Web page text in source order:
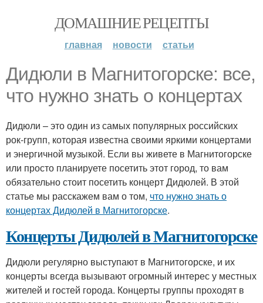
ДОМАШНИЕ РЕЦЕПТЫ
главная новости статьи
Дидюли в Магнитогорске: все,
что нужно знать о концертах
Дидюли – это один из самых популярных российских
рок-групп, которая известна своими яркими концертами
и энергичной музыкой. Если вы живете в Магнитогорске
или просто планируете посетить этот город, то вам
обязательно стоит посетить концерт Дидюлей. В этой
статье мы расскажем вам о том, что нужно знать о
концертах Дидюлей в Магнитогорске.
Концерты Дидюлей в Магнитогорске
Дидюли регулярно выступают в Магнитогорске, и их
концерты всегда вызывают огромный интерес у местных
жителей и гостей города. Концерты группы проходят в